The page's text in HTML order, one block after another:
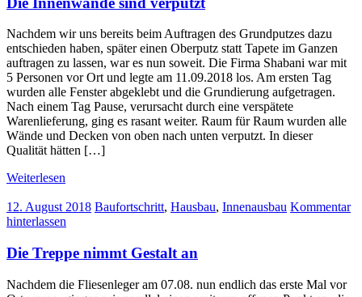
Nachdem wir uns bereits beim Auftragen des Grundputzes dazu
entschieden haben, später einen Oberputz statt Tapete im Ganzen
auftragen zu lassen, war es nun soweit. Die Firma Shabani war mit
5 Personen vor Ort und legte am 11.09.2018 los. Am ersten Tag
wurden alle Fenster abgeklebt und die Grundierung aufgetragen.
Nach einem Tag Pause, verursacht durch eine verspätete
Warenlieferung, ging es rasant weiter. Raum für Raum wurden alle
Wände und Decken von oben nach unten verputzt. In dieser
Qualität hätten […]
Weiterlesen
12. August 2018 Baufortschritt, Hausbau, Innenausbau Kommentar
hinterlassen
Die Treppe nimmt Gestalt an
Nachdem die Fliesenleger am 07.08. nun endlich das erste Mal vor